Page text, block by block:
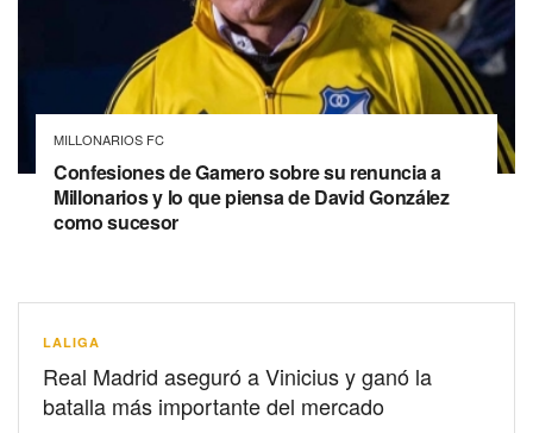
MILLONARIOS FC
Confesiones de Gamero sobre su renuncia a
Millonarios y lo que piensa de David González
como sucesor
LALIGA
Real Madrid aseguró a Vinicius y ganó la
batalla más importante del mercado